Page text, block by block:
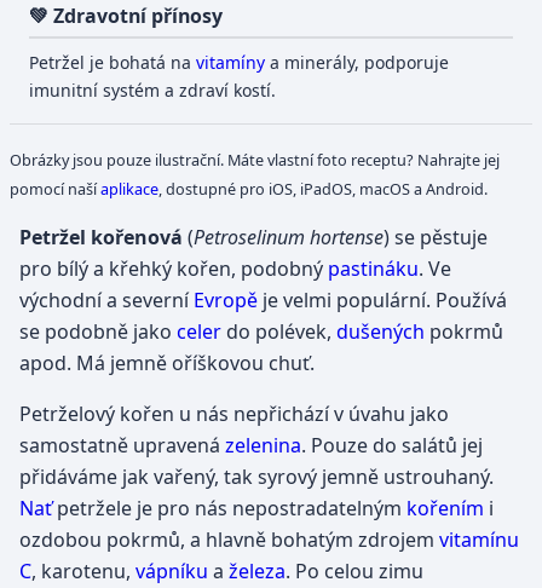
💚 Zdravotní přínosy
Petržel je bohatá navitamíny a minerály, podporuje
imunitní systém a zdraví kostí.
Obrázky jsou pouze ilustrační. Máte vlastní foto receptu? Nahrajte jej
pomocí našíaplikace , dostupné pro iOS, iPadOS, macOS a Android.
Petržel kořenová (Petroselinum hortense) se pěstuje
pro bílý a křehký kořen, podobný pastináku. Ve
východní a severníEvropě je velmi populární. Používá
se podobně jako celer do polévek, dušených pokrmů
apod. Má jemně oříškovou chuť.
Petrželový kořen u nás nepřichází v úvahu jako
samostatně upravená zelenina. Pouze do salátů jej
přidáváme jak vařený, tak syrový jemně ustrouhaný.
Naťpetržele je pro nás nepostradatelným kořením i
ozdobou pokrmů, a hlavně bohatým zdrojem vitamínu
C, karotenu, vápníku a železa. Po celou zimu